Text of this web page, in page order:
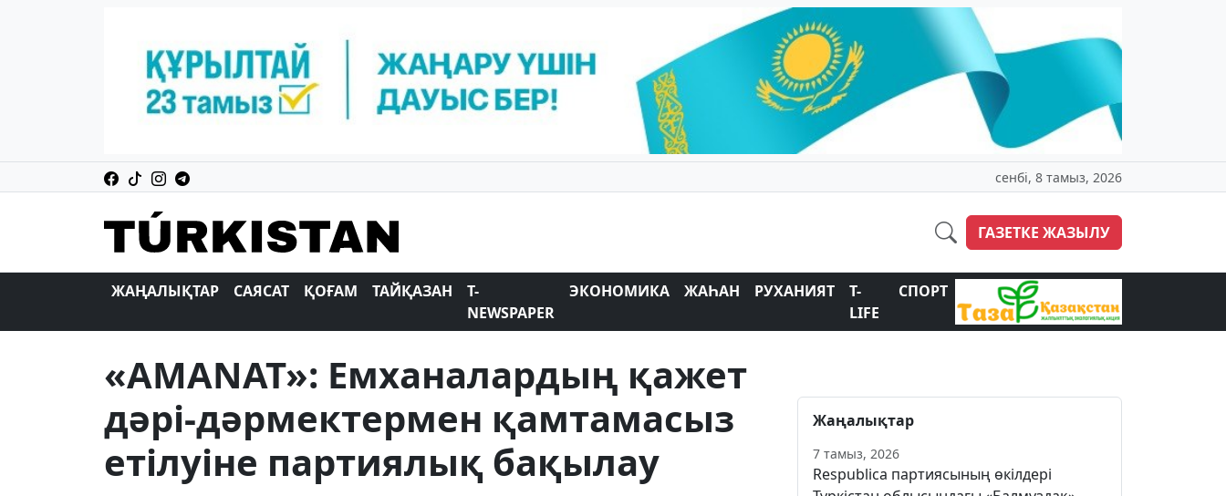
сенбі, 8 тамыз, 2026
ГАЗЕТКЕ ЖАЗЫЛУ
ЖАҢАЛЫҚТАР САЯСАТ ҚОҒАМ ТАЙҚАЗАН
T-
NEWSPAPER
ЭКОНОМИКА ЖАҺАН РУХАНИЯТ
T-
LIFE
СПОРТ
«AMANAT»: Емханалардың қажет
дәрі-дәрмектермен қамтамасыз
етілуіне партиялық бақылау
Жаңалықтар
7 тамыз, 2026
Respublica партиясының өкілдері